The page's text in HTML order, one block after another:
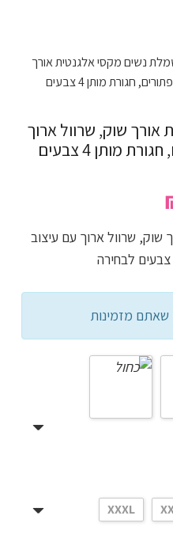
נשים מקסי אלגנטית אורך
שוק, שרוול ארוך עם עיצוב כפלים וכפתורים, חגורת מותן 4 צבעים
שוק, שרוול ארוך
עם עיצוב כפלים וכפתורים, חגורת מותן 4 צבעים
הוא:
₪249.00.
שרוול ארוך עם עיצוב
שאתם מזמינות
XXXL